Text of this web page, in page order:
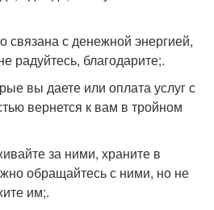
связана с денежной энергией,
радуйтесь, благодарите;.
вы даете или оплата услуг с
вернется к вам в тройном
за ними, храните в
обращайтесь с ними, но не
им;.